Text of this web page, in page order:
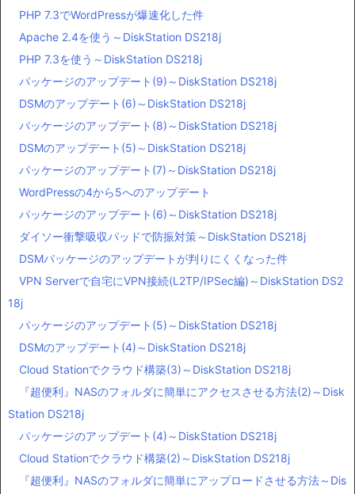
PHP 7.3でWordPressが爆速化した件
Apache 2.4を使う～DiskStation DS218j
PHP 7.3を使う～DiskStation DS218j
パッケージのアップデート(9)～DiskStation DS218j
DSMのアップデート(6)～DiskStation DS218j
パッケージのアップデート(8)～DiskStation DS218j
DSMのアップデート(5)～DiskStation DS218j
パッケージのアップデート(7)～DiskStation DS218j
WordPressの4から5へのアップデート
パッケージのアップデート(6)～DiskStation DS218j
ダイソー衝撃吸収パッドで防振対策～DiskStation DS218j
DSMパッケージのアップデートが判りにくくなった件
VPN Serverで自宅にVPN接続(L2TP/IPSec編)～DiskStation DS2
18j
パッケージのアップデート(5)～DiskStation DS218j
DSMのアップデート(4)～DiskStation DS218j
Cloud Stationでクラウド構築(3)～DiskStation DS218j
『超便利』NASのフォルダに簡単にアクセスさせる方法(2)～Disk
Station DS218j
パッケージのアップデート(4)～DiskStation DS218j
Cloud Stationでクラウド構築(2)～DiskStation DS218j
『超便利』NASのフォルダに簡単にアップロードさせる方法～Dis